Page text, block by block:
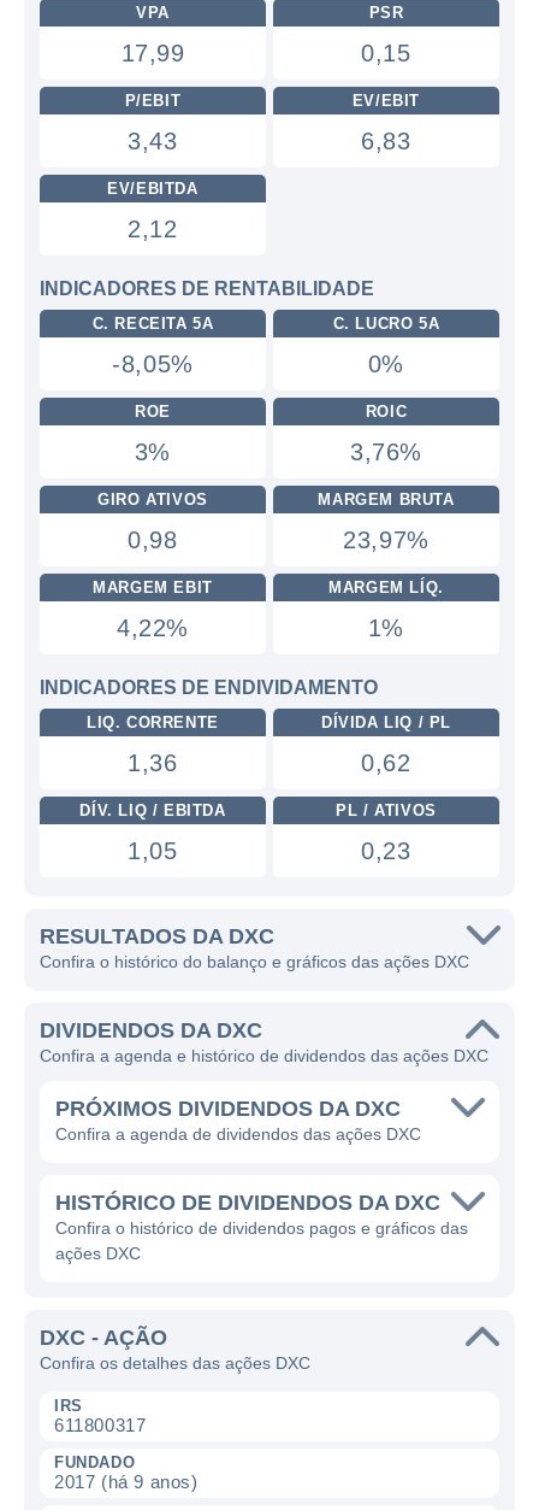
VPA
17,99
PSR
0,15
P/EBIT
3,43
EV/EBIT
6,83
EV/EBITDA
2,12
INDICADORES DE RENTABILIDADE
C. RECEITA 5A
-8,05%
C. LUCRO 5A
0%
ROE
3%
ROIC
3,76%
GIRO ATIVOS
0,98
MARGEM BRUTA
23,97%
MARGEM EBIT
4,22%
MARGEM LÍQ.
1%
INDICADORES DE ENDIVIDAMENTO
LIQ. CORRENTE
1,36
DÍVIDA LIQ / PL
0,62
DÍV. LIQ / EBITDA
1,05
PL / ATIVOS
0,23
RESULTADOS DA DXC
Confira o histórico do balanço e gráficos das ações DXC
DIVIDENDOS DA DXC
Confira a agenda e histórico de dividendos das ações DXC
PRÓXIMOS DIVIDENDOS DA DXC
Confira a agenda de dividendos das ações DXC
HISTÓRICO DE DIVIDENDOS DA DXC
Confira o histórico de dividendos pagos e gráficos das
ações DXC
DXC - AÇÃO
Confira os detalhes das ações DXC
IRS
611800317
FUNDADO
2017 (há 9 anos)